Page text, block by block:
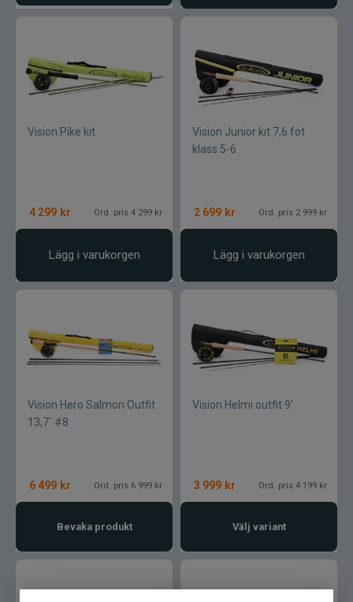
Vision Pike kit
4 299 kr Ord. pris 4 299 kr
Lägg i varukorgen
Vision Junior kit 7,6 fot
klass 5-6
2 699 kr Ord. pris 2 999 kr
Lägg i varukorgen
Vision Hero Salmon Outfit
13,7´ #8
6 499 kr Ord. pris 6 999 kr
Bevaka produkt
Vision Helmi outfit 9'
3 999 kr Ord. pris 4 199 kr
Välj variant